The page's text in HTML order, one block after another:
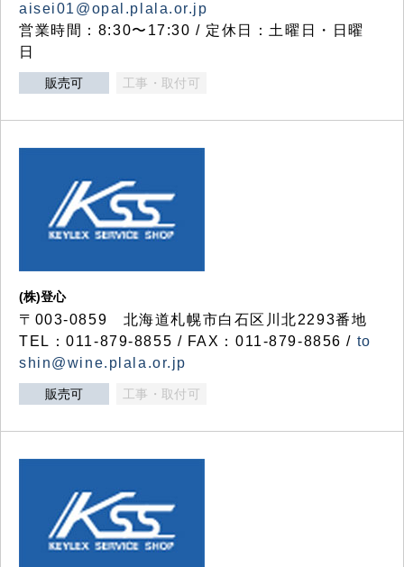
aisei01@opal.plala.or.jp
営業時間：8:30〜17:30 / 定休日：土曜日・日曜
日
販売可 工事・取付可
(株)登心
〒003-0859 北海道札幌市白石区川北2293番地
TEL：011-879-8855 / FAX：011-879-8856 / to
shin@wine.plala.or.jp
販売可 工事・取付可